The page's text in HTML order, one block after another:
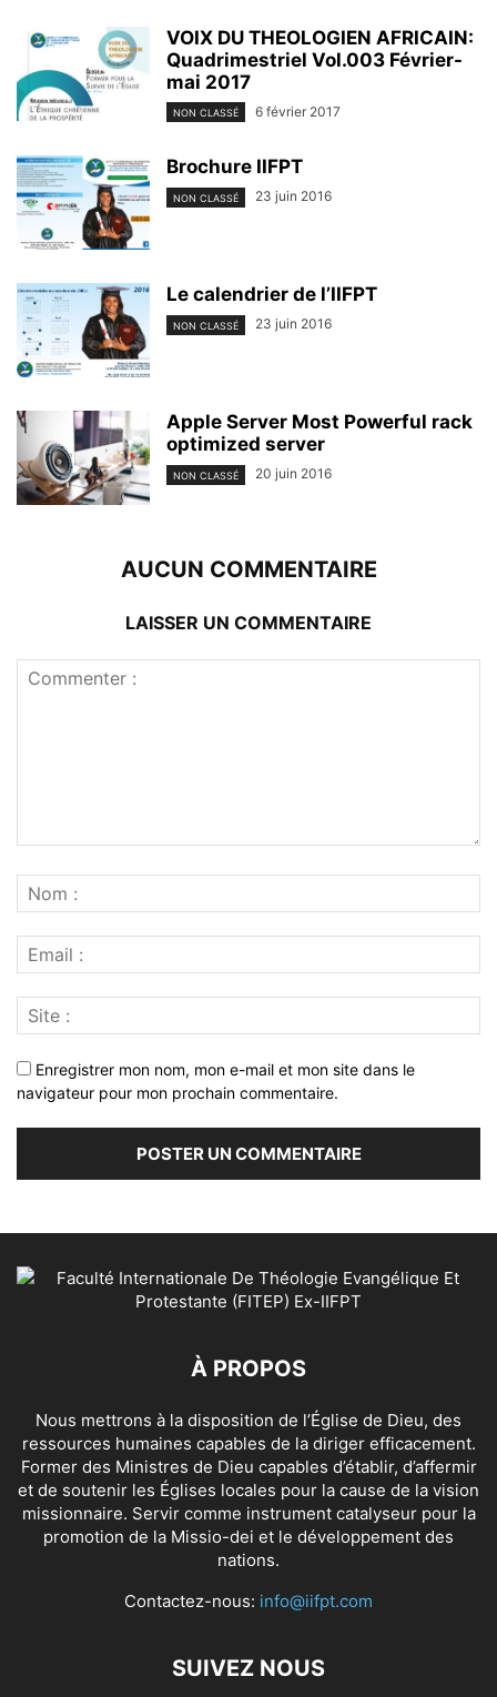
VOIX DU THEOLOGIEN AFRICAIN:
Quadrimestriel Vol.003 Février-
mai 2017
NON CLASSÉ 6 février 2017
Brochure IIFPT
NON CLASSÉ 23 juin 2016
Le calendrier de l’IIFPT
NON CLASSÉ 23 juin 2016
Apple Server Most Powerful rack
optimized server
NON CLASSÉ 20 juin 2016
AUCUN COMMENTAIRE
LAISSER UN COMMENTAIRE
Enregistrer mon nom, mon e-mail et mon site dans le
navigateur pour mon prochain commentaire.
À PROPOS
Nous mettrons à la disposition de l’Église de Dieu, des
ressources humaines capables de la diriger efficacement.
Former des Ministres de Dieu capables d’établir, d’affermir
et de soutenir les Églises locales pour la cause de la vision
missionnaire. Servir comme instrument catalyseur pour la
promotion de la Missio-dei et le développement des
nations.
Contactez-nous: info@iifpt.com
SUIVEZ NOUS